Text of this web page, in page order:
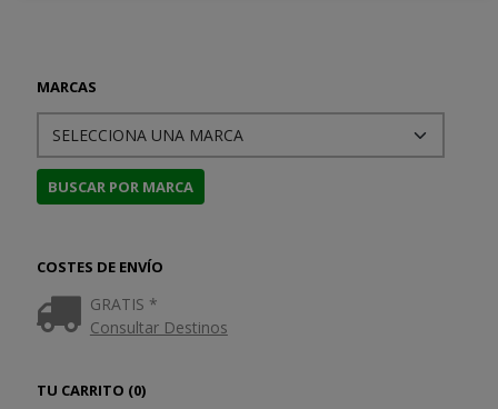
MARCAS
COSTES DE ENVÍO
GRATIS *
Consultar Destinos
TU CARRITO (0)